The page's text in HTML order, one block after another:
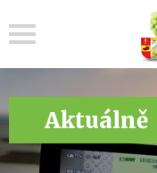
Aktuálně